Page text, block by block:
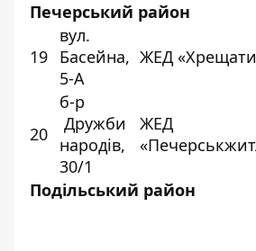
Печерський район
19
вул.
Басейна,
5-А
ЖЕД
20
б-р
Дружби
народів,
30/1
ЖЕД
Подільський район